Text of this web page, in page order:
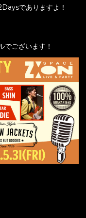
でありますよ！
でございます！